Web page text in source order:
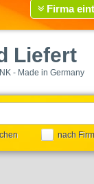
Firma
Liefert
- Made in Germany
nach